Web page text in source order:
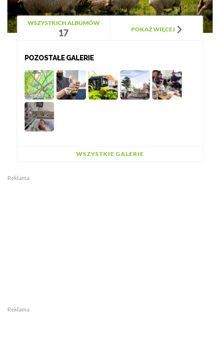
WSZYSTKICH ALBUMÓW
17 POKAŻ WIĘCEJ
POZOSTAŁE GALERIE
WSZYSTKIE GALERIE
Reklama
Reklama